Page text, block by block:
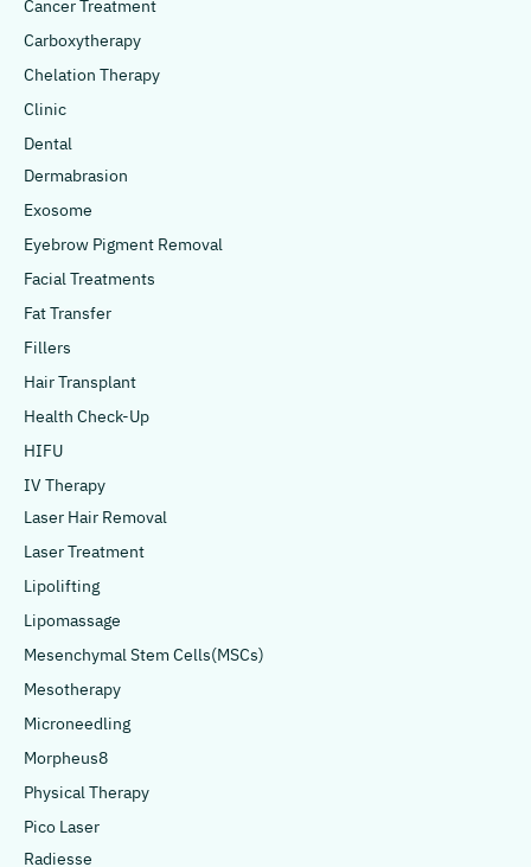
Cancer Treatment
Carboxytherapy
Chelation Therapy
Clinic
Dental
Dermabrasion
Exosome
Eyebrow Pigment Removal
Facial Treatments
Fat Transfer
Fillers
Hair Transplant
Health Check-Up
HIFU
IV Therapy
Laser Hair Removal
Laser Treatment
Lipolifting
Lipomassage
Mesenchymal Stem Cells(MSCs)
Mesotherapy
Microneedling
Morpheus8
Physical Therapy
Pico Laser
Radiesse